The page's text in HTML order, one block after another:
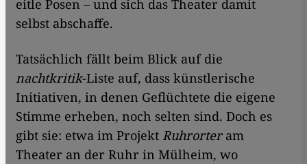
eitle Posen – und sich das Theater damit
selbst abschaffe.
Tatsächlich fällt beim Blick auf die
nachtkritik-Liste auf, dass künstlerische
Initiativen, in denen Geflüchtete die eigene
Stimme erheben, noch selten sind. Doch es
gibt sie: etwa im Projekt Ruhrorteram
Theater an der Ruhr in Mülheim, wo